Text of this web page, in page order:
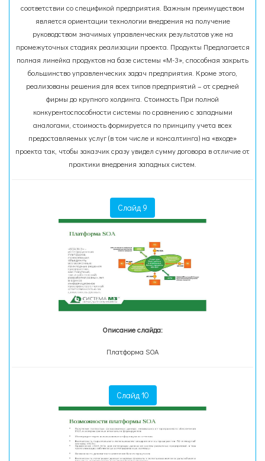
соответствии со спецификой предприятия. Важным преимуществом
является ориентации технологии внедрения на получение
руководством значимых управленческих результатов уже на
промежуточных стадиях реализации проекта. Продукты Предлагается
полная линейка продуктов на базе системы «М-3», способная закрыть
большинство управленческих задач предприятия. Кроме этого,
реализованы решения для всех типов предприятий – от средней
фирмы до крупного холдинга. Стоимость При полной
конкурентоспособности системы по сравнению с западными
аналогами, стоимость формируется по принципу учета всех
предоставляемых услуг (в том числе и консалтинга) на «входе»
проекта так, чтобы заказчик сразу увидел сумму договора в отличие от
практики внедрения западных систем.
Слайд 9
Описание слайда:
Платформа SOA
Слайд 10